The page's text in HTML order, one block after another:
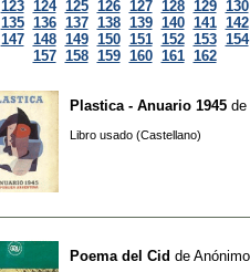
123 124 125 126 127 128 129 130
135 136 137 138 139 140 141 142
147 148 149 150 151 152 153 154
157 158 159 160 161 162
Plastica - Anuario 1945 de
Libro usado (Castellano)
Poema del Cid de Anónimo